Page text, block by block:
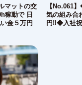
マットの交
稼動で 日
金５万円
【No.061
気の組み合
円‼︎◆入社